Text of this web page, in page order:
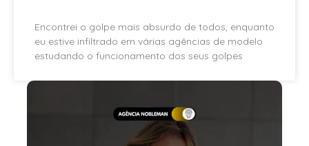
Encontrei o golpe mais absurdo de todos, enquanto
eu estive infiltrado em várias agências de modelo
estudando o funcionamento dos seus golpes